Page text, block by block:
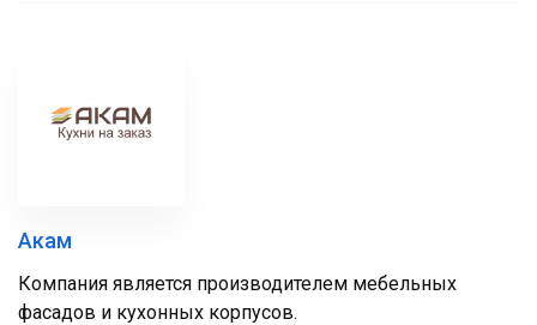
Акам
Компания является производителем мебельных
фасадов и кухонных корпусов.